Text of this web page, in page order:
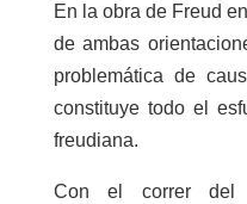
En la obra de Freud
de ambas
problemática de
constituye todo el
freudiana.
Con el correr del